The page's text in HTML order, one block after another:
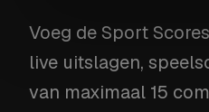
Voeg de Sport
live uitslagen,
van maximaal 15